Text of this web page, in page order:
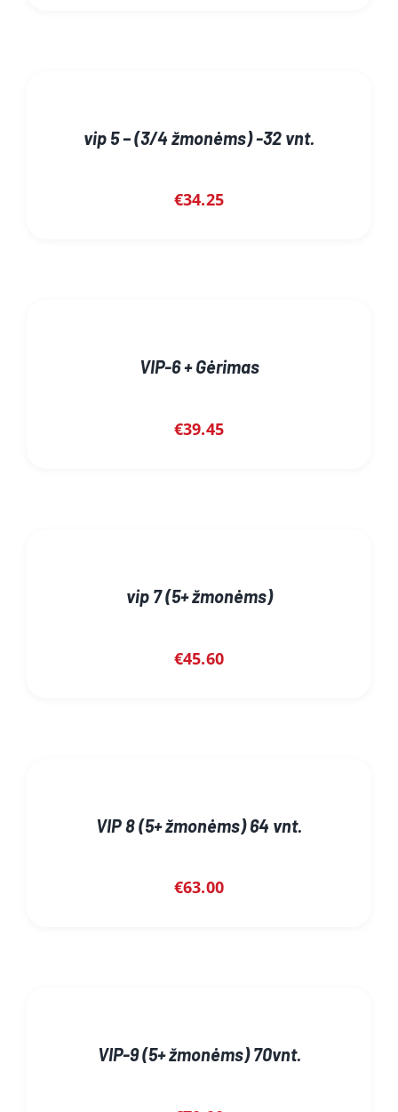
vip 5 – (3/4 žmonėms) -32 vnt.
€34.25
VIP-6 + Gėrimas
€39.45
vip 7 (5+ žmonėms)
€45.60
VIP 8 (5+ žmonėms) 64 vnt.
€63.00
VIP-9 (5+ žmonėms) 70vnt.